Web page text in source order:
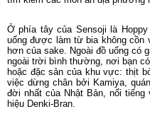
Ở phía tây của Sensoji là
uống được làm từ bia không cồn
hơn của sake. Ngoài đồ uống có
ngoài trời bình thường, nơi bạn
hoặc đặc sản của khu vực: thịt
việc dừng chân bởi Kamiya,
đời nhất của Nhật Bản, nổi
hiệu Denki-Bran.